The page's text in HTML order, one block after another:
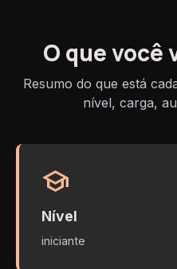
O que você
Resumo do que está
nível, carga,
school
Nível
iniciante